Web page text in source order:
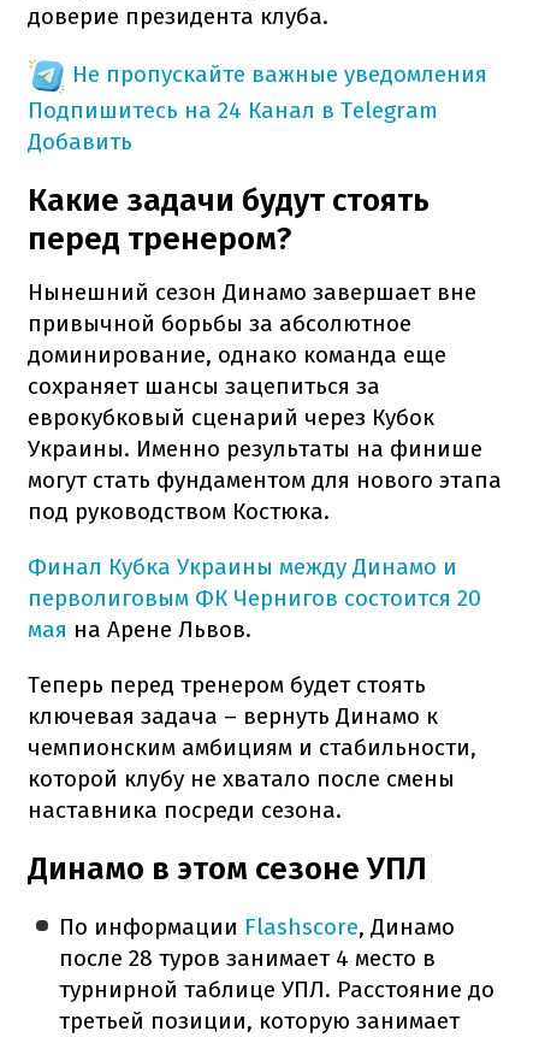
доверие президента клуба.
Не пропускайте важные уведомления
Подпишитесь на 24 Канал в Telegram
Добавить
Какие задачи будут стоять
перед тренером?
Нынешний сезон Динамо завершает вне
привычной борьбы за абсолютное
доминирование, однако команда еще
сохраняет шансы зацепиться за
еврокубковый сценарий через Кубок
Украины. Именно результаты на финише
могут стать фундаментом для нового этапа
под руководством Костюка.
Финал Кубка Украины между Динамо и
перволиговым ФК Чернигов состоится 20
мая на Арене Львов.
Теперь перед тренером будет стоять
ключевая задача – вернуть Динамо к
чемпионским амбициям и стабильности,
которой клубу не хватало после смены
наставника посреди сезона.
Динамо в этом сезоне УПЛ
По информации Flashscore, Динамо
после 28 туров занимает 4 место в
турнирной таблице УПЛ. Расстояние до
третьей позиции, которую занимает